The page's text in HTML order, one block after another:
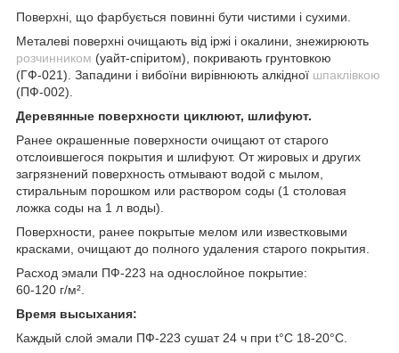
Поверхні, що фарбується повинні бути чистими і сухими.
Металеві поверхні очищають від іржі і окалини, знежирюють
розчинником (уайт-спіритом), покривають грунтовкою
(ГФ-021). Западини і вибоїни вирівнюють алкідної шпаклівкою
(ПФ-002).
Деревянные поверхности циклюют, шлифуют.
Ранее окрашенные поверхности очищают от старого
отслоившегося покрытия и шлифуют. От жировых и других
загрязнений поверхность отмывают водой с мылом,
стиральным порошком или раствором соды (1 столовая
ложка соды на 1 л воды).
Поверхности, ранее покрытые мелом или известковыми
красками, очищают до полного удаления старого покрытия.
Расход эмали ПФ-223 на однослойное покрытие:
60-120 г/м².
Время высыхания:
Каждый слой эмали ПФ-223 сушат 24 ч при t°C 18-20°С.